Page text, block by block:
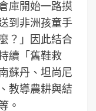
庫開始一路摸
到非洲孩童手
？」因此結合
續「舊鞋救
蘇丹、坦尚尼
教導農耕與結
。